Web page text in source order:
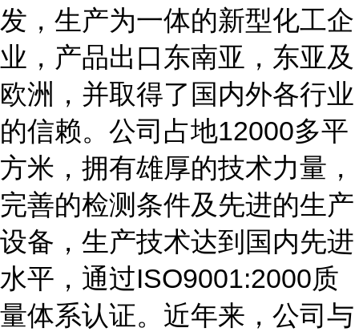
发，生产为一体的新型化工企
业，产品出口东南亚，东亚及
欧洲，并取得了国内外各行业
的信赖。公司占地12000多平
方米，拥有雄厚的技术力量，
完善的检测条件及先进的生产
设备，生产技术达到国内先进
水平，通过ISO9001:2000质
量体系认证。近年来，公司与